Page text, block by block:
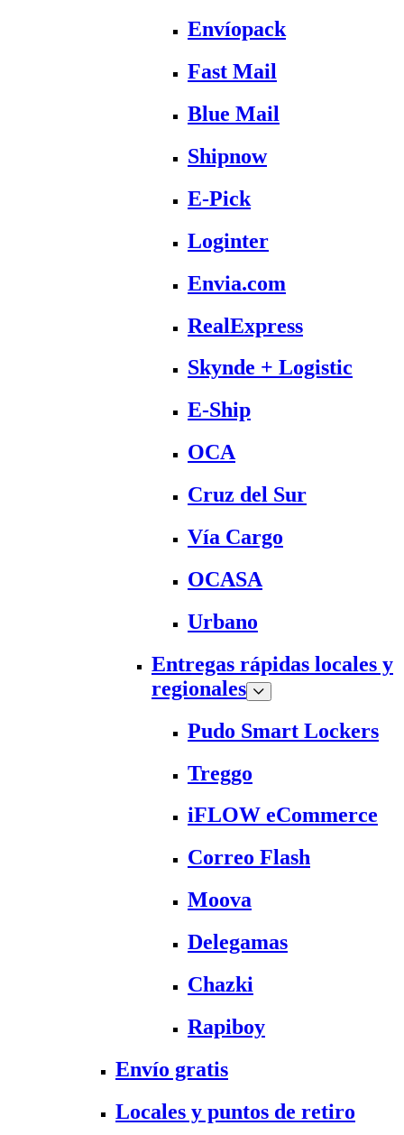
Envíopack
Fast Mail
Blue Mail
Shipnow
E-Pick
Loginter
Envia.com
RealExpress
Skynde + Logistic
E-Ship
OCA
Cruz del Sur
Vía Cargo
OCASA
Urbano
Entregas rápidas locales y
regionales
Pudo Smart Lockers
Treggo
iFLOW eCommerce
Correo Flash
Moova
Delegamas
Chazki
Rapiboy
Envío gratis
Locales y puntos de retiro